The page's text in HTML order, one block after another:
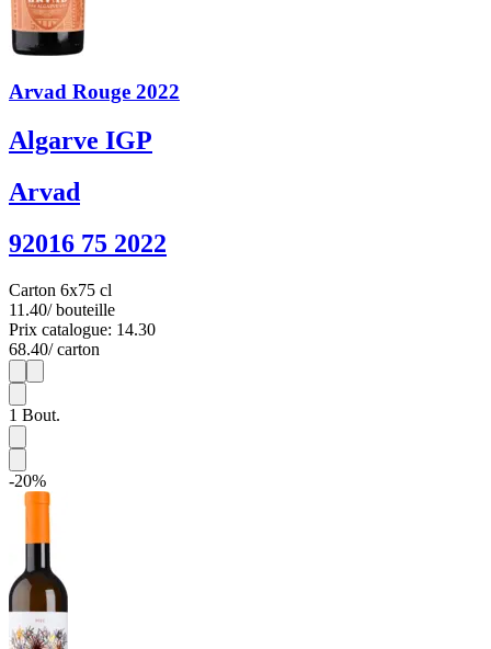
Arvad Rouge 2022
Algarve IGP
Arvad
92016 75 2022
Carton 6x75 cl
11.40/ bouteille
Prix catalogue: 14.30
68.40/ carton
1
1 Bout.
-20%